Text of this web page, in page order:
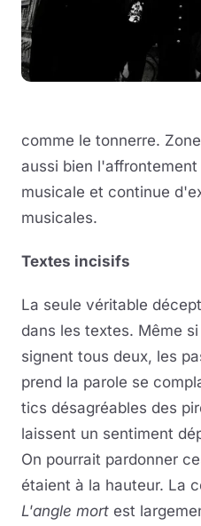
comme le tonnerre.
aussi bien
musicale et continue
musicales.
Textes incisifs
La seule véritable
dans les textes. Même
signent tous deux, les
prend la parole se
tics désagréables des
laissent un sentiment
On pourrait pardonner
étaient à la hauteur. La
L'angle mort est